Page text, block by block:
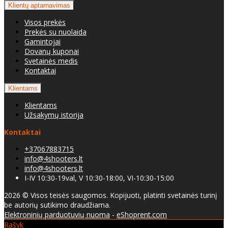
Klientų aptarnavimas
Visos prekės
Prekės su nuolaida
Gamintojai
Dovanų kuponai
Svetainės medis
Kontaktai
Klientams
Klientams
Užsakymų istorija
Kontaktai
+37067883715
info@4shooters.lt
info@4shooters.lt
I-IV 10:30-19val, V 10:30-18:00, VI-10:30-15:00
2026 © Visos teisės saugomos. Kopijuoti, platinti svetainės turinį
be autorių sutikimo draudžiama.
Elektroninių parduotuvių nuoma - eShoprent.com
Rašyk